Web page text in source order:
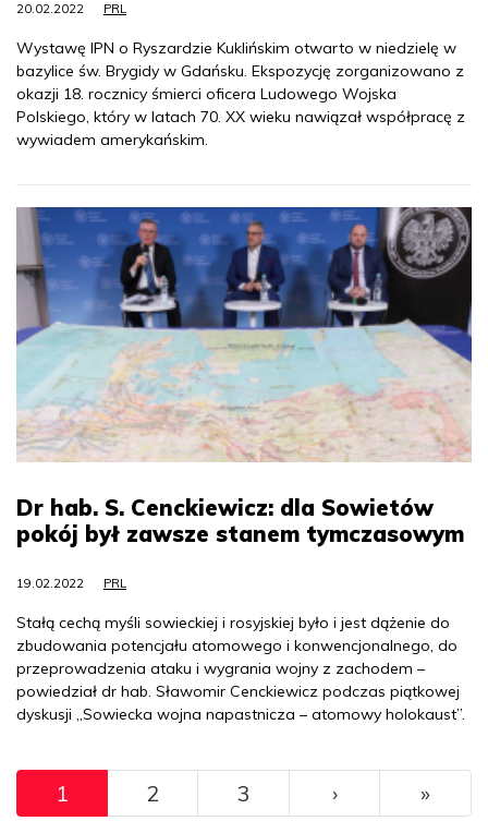
20.02.2022 PRL
Wystawę IPN o Ryszardzie Kuklińskim otwarto w niedzielę w
bazylice św. Brygidy w Gdańsku. Ekspozycję zorganizowano z
okazji 18. rocznicy śmierci oficera Ludowego Wojska
Polskiego, który w latach 70. XX wieku nawiązał współpracę z
wywiadem amerykańskim.
Dr hab. S. Cenckiewicz: dla Sowietów
pokój był zawsze stanem tymczasowym
19.02.2022 PRL
Stałą cechą myśli sowieckiej i rosyjskiej było i jest dążenie do
zbudowania potencjału atomowego i konwencjonalnego, do
przeprowadzenia ataku i wygrania wojny z zachodem –
powiedział dr hab. Sławomir Cenckiewicz podczas piątkowej
dyskusji „Sowiecka wojna napastnicza – atomowy holokaust”.
Pagination
1 2 3 ››› »